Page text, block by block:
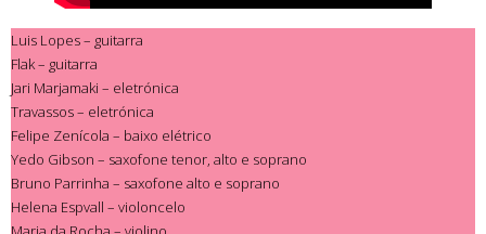
Luis Lopes – guitarra
Flak – guitarra
Jari Marjamaki – eletrónica
Travassos – eletrónica
Felipe Zenícola – baixo elétrico
Yedo Gibson – saxofone tenor, alto e soprano
Bruno Parrinha – saxofone alto e soprano
Helena Espvall – violoncelo